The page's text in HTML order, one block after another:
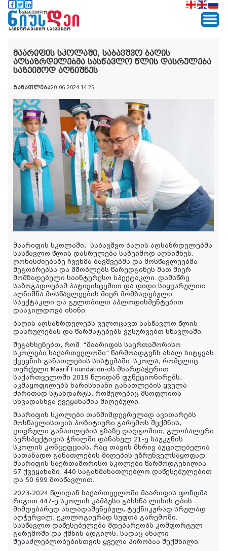
მაარიფის სკოლაში, საბავშვო ბაღის
აღსაზრდელებმა სასწავლო წლის დასრულება
საზეიმოდ აღნიშნეს
განათლება20-06-2024 14:25
მაარიფის სკოლაში, საბავშვო ბაღის აღსაზრდელებმა
სასწავლო წლის დასრულება საზეიმოდ აღნიშნეს.
ღონისძიებაზე ჩვენმა ბავშვებმა და მოსწავლეებმა
მეგობრებსა და მშობლებს წარუდგინეს მათ მიერ
მომზადებული საინტერესო სპექტაკლი. დამსწრე
საზოგადოებამ პატივისცემით და დიდი სიყვარულით
აღნიშნა მოსწავლეების მიერ მომზადებული
სპექტაკლი და გულთბილი აპლოდისმენტებით
დააჯილდოვა ისინი.
ბაღის აღსაზრდელებს ვულოცავთ სასწავლო წლის
დასრულებას და წარმატებებს ვუსურვებთ სწავლაში.
შეგახსენებთ, რომ “მაარიფის საერთაშორისო
სკოლები საქართველოში” წარმოადგენს ახალ სიტყვას
ქვეყნის განათლების სისტემაში. სკოლა, რომელიც
თურქული Maarif Foundation-ის მხარდაჭერით
საქართველოში 2019 წლიდან ფუნქციონირებს,
აკმაყოფილებს ხარისხიანი განათლების ყველა
ძირითად სტანდარტს, რომელებიც მსოფლიოს
სხვადასხვა ქვეყანაშია მიღებული.
მაარიფის სკოლები თანმიმდევრულად ავითარებს
მოსწავლისთვის პოზიტიური გარემოს შექმნის,
ციფრული განათლების გზაზე დადგომით, გლობალური
პერსპექტივის ჭრილში დანახულ 21-ე საუკუნის
სკოლის კონცეფციას, რაც თავის მხრივ აუცილებელია
სათანადო განათლების მიღების უზრუნველსაყოფად.
მაარიფის საერთაშორისო სკოლები წარმოდგენილია
67 ქვეყანაში, 440 საგანმანათლებლო დაწესებულებით
და 50 699 მოსწავლით.
2023-2024 წლიდან საქართველოში მაარიფის ფონდმა
რიგით 447-ე სკოლის კამპუსი გახსნა ლისის ტბის
მიმდებარედ ახლადაშენებულ, ტექნიკურად სრულად
აღჭურვილ, ეკოლოგიურად სუფთა გარემოში.
სასწავლო დაწესებულება მდებარეობს კომფორტულ
გარემოში და ქმნის ადგილს, სადაც ახალი
შესაძლებლობებისთვის ყველა პირობაა შექმნილი.